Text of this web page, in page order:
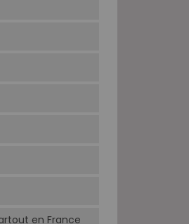
en France